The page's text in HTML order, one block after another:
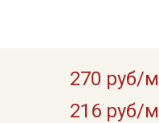
270 руб/м
216 руб/м